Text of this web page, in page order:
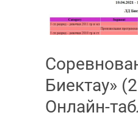
Биектау»
Онлайн-